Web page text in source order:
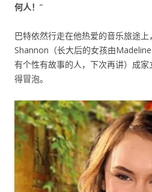
何人！ ”
巴特依然行走在他热爱的音乐旅途
Shannon（长大后的女孩由
有个性有故事的人，下次再讲）成
得冒泡。